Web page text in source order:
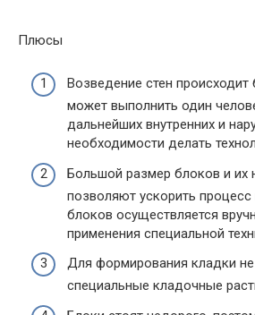
Плюсы
Возведение стен
может выполнить один
дальнейших внутренних и
необходимости делать
Большой размер блоков и их
позволяют ускорить
блоков осуществляется
применения специальной
Для формирования кладки
специальные кладочные